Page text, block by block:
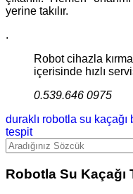
yerine takılır.
.
Robot cihazla
içerisinde hızlı
0.539.646 0975
duraklı robotla su kaçağı
tespit
Robotla Su Kaçağı